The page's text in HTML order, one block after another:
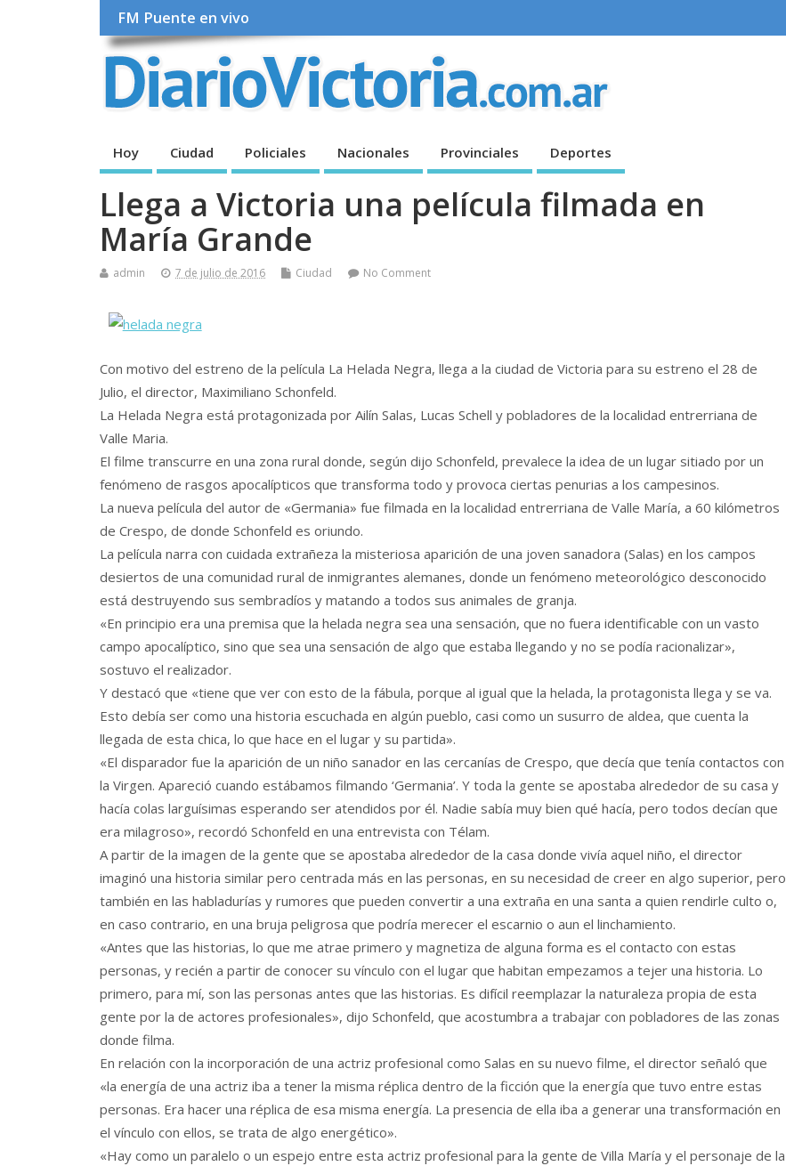
FM Puente en vivo
Hoy Ciudad Policiales Nacionales Provinciales Deportes
Llega a Victoria una película filmada en
María Grande
admin 7 de julio de 2016 Ciudad No Comment
Con motivo del estreno de la película La Helada Negra, llega a la ciudad de Victoria para su estreno el 28 de
Julio, el director, Maximiliano Schonfeld.
La Helada Negra está protagonizada por Ailín Salas, Lucas Schell y pobladores de la localidad entrerriana de
Valle Maria.
El filme transcurre en una zona rural donde, según dijo Schonfeld, prevalece la idea de un lugar sitiado por un
fenómeno de rasgos apocalípticos que transforma todo y provoca ciertas penurias a los campesinos.
La nueva película del autor de «Germania» fue filmada en la localidad entrerriana de Valle María, a 60 kilómetros
de Crespo, de donde Schonfeld es oriundo.
La película narra con cuidada extrañeza la misteriosa aparición de una joven sanadora (Salas) en los campos
desiertos de una comunidad rural de inmigrantes alemanes, donde un fenómeno meteorológico desconocido
está destruyendo sus sembradíos y matando a todos sus animales de granja.
«En principio era una premisa que la helada negra sea una sensación, que no fuera identificable con un vasto
campo apocalíptico, sino que sea una sensación de algo que estaba llegando y no se podía racionalizar»,
sostuvo el realizador.
Y destacó que «tiene que ver con esto de la fábula, porque al igual que la helada, la protagonista llega y se va.
Esto debía ser como una historia escuchada en algún pueblo, casi como un susurro de aldea, que cuenta la
llegada de esta chica, lo que hace en el lugar y su partida».
«El disparador fue la aparición de un niño sanador en las cercanías de Crespo, que decía que tenía contactos con
la Virgen. Apareció cuando estábamos filmando ‘Germania’. Y toda la gente se apostaba alrededor de su casa y
hacía colas larguísimas esperando ser atendidos por él. Nadie sabía muy bien qué hacía, pero todos decían que
era milagroso», recordó Schonfeld en una entrevista con Télam.
A partir de la imagen de la gente que se apostaba alrededor de la casa donde vivía aquel niño, el director
imaginó una historia similar pero centrada más en las personas, en su necesidad de creer en algo superior, pero
también en las habladurías y rumores que pueden convertir a una extraña en una santa a quien rendirle culto o,
en caso contrario, en una bruja peligrosa que podría merecer el escarnio o aun el linchamiento.
«Antes que las historias, lo que me atrae primero y magnetiza de alguna forma es el contacto con estas
personas, y recién a partir de conocer su vínculo con el lugar que habitan empezamos a tejer una historia. Lo
primero, para mí, son las personas antes que las historias. Es difícil reemplazar la naturaleza propia de esta
gente por la de actores profesionales», dijo Schonfeld, que acostumbra a trabajar con pobladores de las zonas
donde filma.
En relación con la incorporación de una actriz profesional como Salas en su nuevo filme, el director señaló que
«la energía de una actriz iba a tener la misma réplica dentro de la ficción que la energía que tuvo entre estas
personas. Era hacer una réplica de esa misma energía. La presencia de ella iba a generar una transformación en
el vínculo con ellos, se trata de algo energético».
«Hay como un paralelo o un espejo entre esta actriz profesional para la gente de Villa María y el personaje de la